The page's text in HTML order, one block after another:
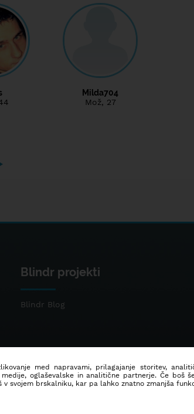
Milda704
Mož, 27
Blindr projekti
Blindr Blog
med napravami, prilagajanje storitev,
oglaševalske in analitične partnerje. Če boš
svojem brskalniku, kar pa lahko znatno zmanjša